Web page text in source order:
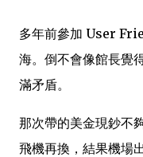
多年前參加 User
海。倒不會像館長覺
滿矛盾。
那次帶的美金現鈔不
飛機再換，結果機場